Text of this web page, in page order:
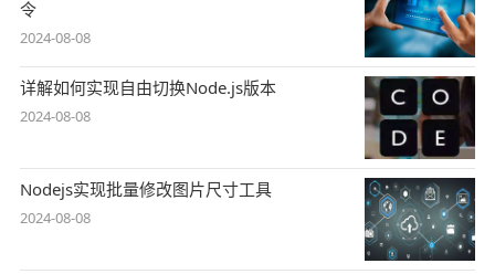
令
2024-08-08
详解如何实现自由切换Node.js版本
2024-08-08
Nodejs实现批量修改图片尺寸工具
2024-08-08